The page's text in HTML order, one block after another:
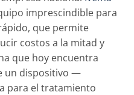
imprescindible para
que permite
costos a la mitad y
que hoy encuentra
un dispositivo —
para el tratamiento